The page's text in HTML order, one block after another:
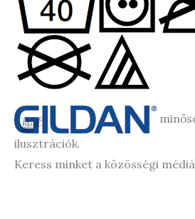
ilusztrációk.
Keress minket a közösségi